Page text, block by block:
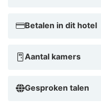
Betalen in dit hotel
Aantal kamers
Gesproken talen